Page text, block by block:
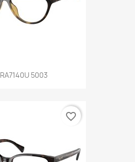
RA7140U 5003
favorite_border